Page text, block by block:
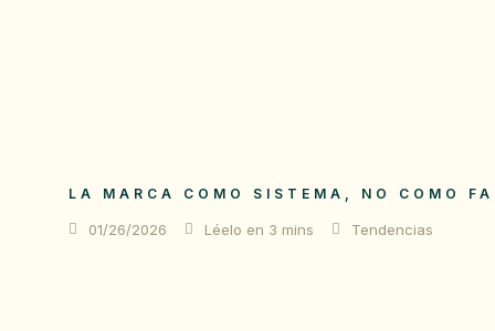
LA MARCA COMO SISTEMA, NO COMO
01/26/2026 Léelo en 3 mins Tendencias